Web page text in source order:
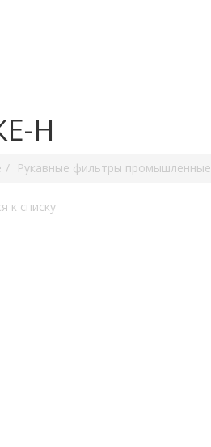
Н
Рукавные фильтры промышленные
к списку